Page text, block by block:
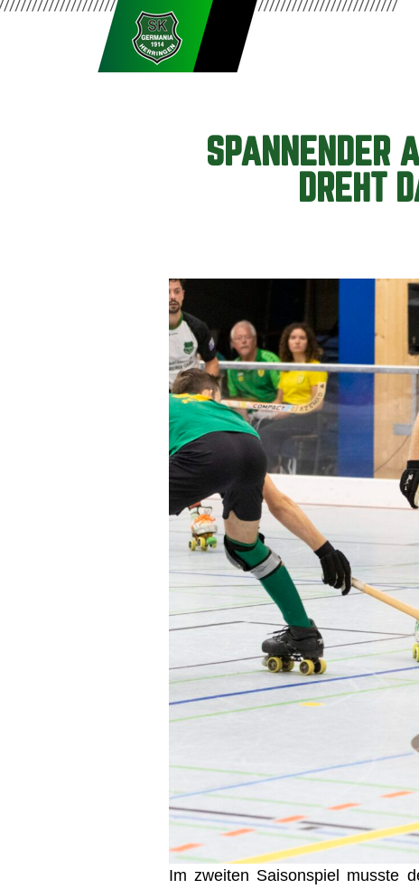
SPANNENDER
DREHT
Im zweiten Saisonspiel musste